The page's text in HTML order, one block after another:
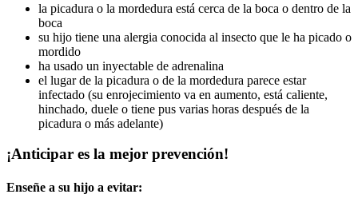
la picadura o la mordedura está cerca de la boca o dentro de la
boca
su hijo tiene una alergia conocida al insecto que le ha picado o
mordido
ha usado un inyectable de adrenalina
el lugar de la picadura o de la mordedura parece estar
infectado (su enrojecimiento va en aumento, está caliente,
hinchado, duele o tiene pus varias horas después de la
picadura o más adelante)
¡Anticipar es la mejor prevención!
Enseñe a su hijo a evitar: